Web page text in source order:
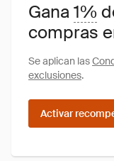
Gana1%
compras
Se aplican las
exclusiones.
Activar